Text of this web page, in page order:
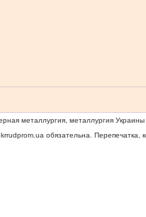
металлургия, металлургия Украины
обязательна. Перепечатка,